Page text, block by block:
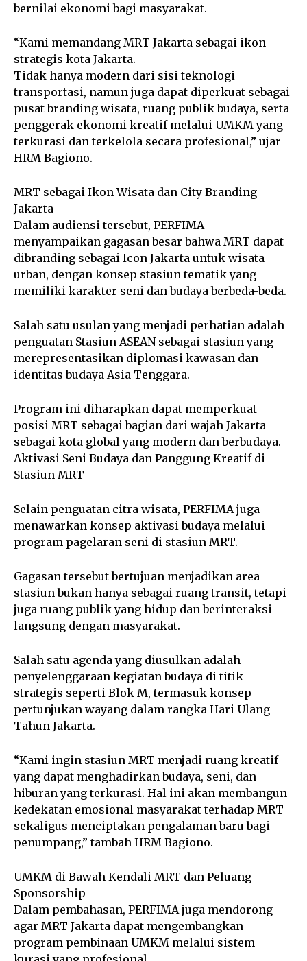
bernilai ekonomi bagi masyarakat.
“Kami memandang MRT Jakarta sebagai ikon
strategis kota Jakarta.
Tidak hanya modern dari sisi teknologi
transportasi, namun juga dapat diperkuat sebagai
pusat branding wisata, ruang publik budaya, serta
penggerak ekonomi kreatif melalui UMKM yang
terkurasi dan terkelola secara profesional,” ujar
HRM Bagiono.
MRT sebagai Ikon Wisata dan City Branding
Jakarta
Dalam audiensi tersebut, PERFIMA
menyampaikan gagasan besar bahwa MRT dapat
dibranding sebagai Icon Jakarta untuk wisata
urban, dengan konsep stasiun tematik yang
memiliki karakter seni dan budaya berbeda-beda.
Salah satu usulan yang menjadi perhatian adalah
penguatan Stasiun ASEAN sebagai stasiun yang
merepresentasikan diplomasi kawasan dan
identitas budaya Asia Tenggara.
Program ini diharapkan dapat memperkuat
posisi MRT sebagai bagian dari wajah Jakarta
sebagai kota global yang modern dan berbudaya.
Aktivasi Seni Budaya dan Panggung Kreatif di
Stasiun MRT
Selain penguatan citra wisata, PERFIMA juga
menawarkan konsep aktivasi budaya melalui
program pagelaran seni di stasiun MRT.
Gagasan tersebut bertujuan menjadikan area
stasiun bukan hanya sebagai ruang transit, tetapi
juga ruang publik yang hidup dan berinteraksi
langsung dengan masyarakat.
Salah satu agenda yang diusulkan adalah
penyelenggaraan kegiatan budaya di titik
strategis seperti Blok M, termasuk konsep
pertunjukan wayang dalam rangka Hari Ulang
Tahun Jakarta.
“Kami ingin stasiun MRT menjadi ruang kreatif
yang dapat menghadirkan budaya, seni, dan
hiburan yang terkurasi. Hal ini akan membangun
kedekatan emosional masyarakat terhadap MRT
sekaligus menciptakan pengalaman baru bagi
penumpang,” tambah HRM Bagiono.
UMKM di Bawah Kendali MRT dan Peluang
Sponsorship
Dalam pembahasan, PERFIMA juga mendorong
agar MRT Jakarta dapat mengembangkan
program pembinaan UMKM melalui sistem